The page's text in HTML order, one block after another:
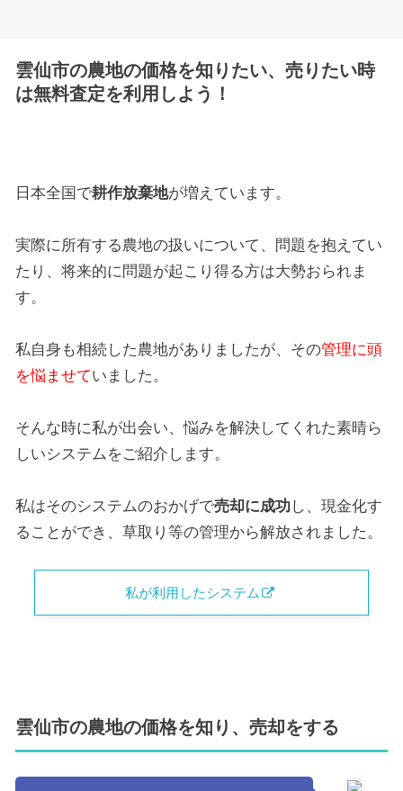
雲仙市の農地の価格を知りたい、売りたい時
は無料査定を利用しよう！
日本全国で耕作放棄地が増えています。
実際に所有する農地の扱いについて、問題を抱えてい
たり、将来的に問題が起こり得る方は大勢おられま
す。
私自身も相続した農地がありましたが、その管理に頭
を悩ませていました。
そんな時に私が出会い、悩みを解決してくれた素晴ら
しいシステムをご紹介します。
私はそのシステムのおかげで売却に成功し、現金化す
ることができ、草取り等の管理から解放されました。
私が利用したシステム
雲仙市の農地の価格を知り、売却をする